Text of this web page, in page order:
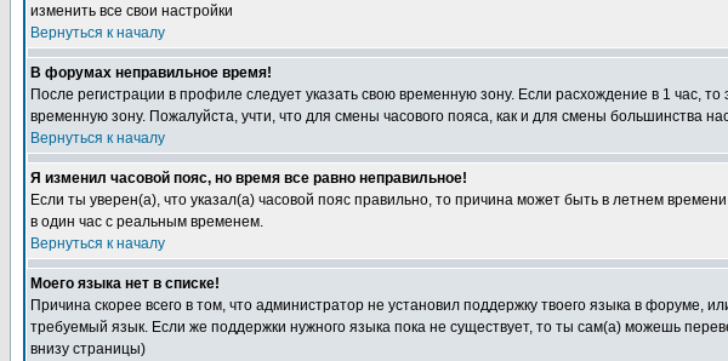
изменить все свои настройки
Вернуться к началу
В форумах неправильное время!
После регистрации в профиле следует указать свою временную зону. Если расхождение в 1 час,
временную зону. Пожалуйста, учти, что для смены часового пояса, как и для смены большинства
Вернуться к началу
Я изменил часовой пояс, но время все равно неправильное!
Если ты уверен(а), что указал(а) часовой пояс правильно, то причина может быть в летнем
в один час с реальным временем.
Вернуться к началу
Моего языка нет в списке!
Причина скорее всего в том, что администратор не установил поддержку твоего языка в
требуемый язык. Если же поддержки нужного языка пока не существует, то ты сам(а) можешь
внизу страницы)